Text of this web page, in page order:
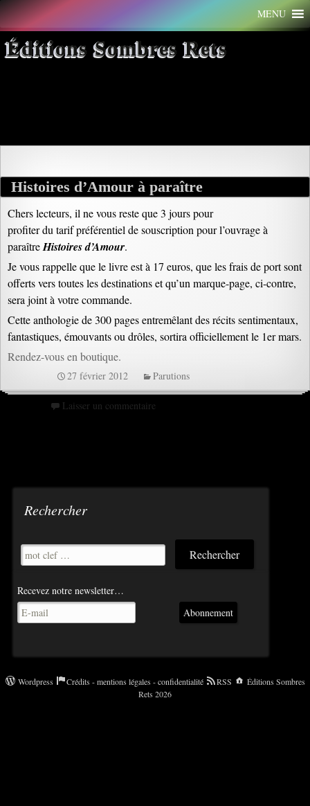
Aller
au
contenu
MENU
Éditions Sombres Rets
Archives par mot-clé : histoire
Histoires d’Amour à paraître
Chers lecteurs, il ne vous reste que 3 jours pour
profiter du tarif préférentiel de souscription pour l’ouvrage à
paraîtreHistoires d’Amour.
Je vous rappelle que le livre est à 17 euros, que les frais de port sont
offerts vers toutes les destinations et qu’un marque-page, ci-contre,
sera joint à votre commande.
Cette anthologie de 300 pages entremêlant des récits sentimentaux,
fantastiques, émouvants ou drôles, sortira officiellement le 1er mars.
Rendez-vous en boutique.
27 février 2012 Parutions
Laisser un commentaire
Rechercher
Recevez notre newsletter…
Abonnement
Wordpress Crédits - mentions légales - confidentialité RSS
Éditions Sombres
Rets 2026